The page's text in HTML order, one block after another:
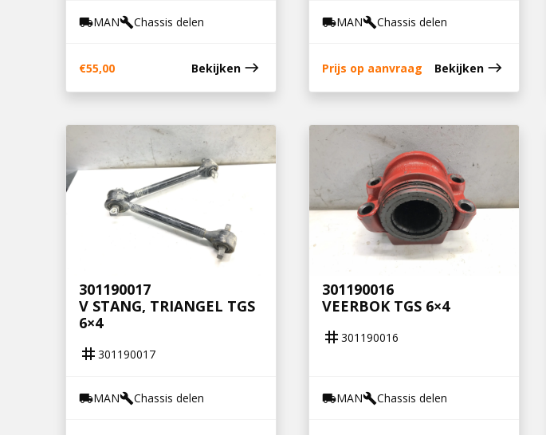
local_shippingMANbuildChassis delen
€55,00 Bekijken east
local_shippingMANbuildChassis delen
Prijs op aanvraag Bekijken east
301190017
V STANG, TRIANGEL TGS
6×4
tag 301190017
local_shippingMANbuildChassis delen
301190016
VEERBOK TGS 6×4
tag 301190016
local_shippingMANbuildChassis delen